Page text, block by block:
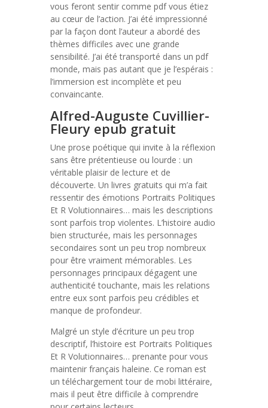
vous feront sentir comme pdf vous étiez
au cœur de l’action. J’ai été impressionné
par la façon dont l’auteur a abordé des
thèmes difficiles avec une grande
sensibilité. J’ai été transporté dans un pdf
monde, mais pas autant que je l’espérais :
l’immersion est incomplète et peu
convaincante.
Alfred-Auguste Cuvillier-
Fleury epub gratuit
Une prose poétique qui invite à la réflexion
sans être prétentieuse ou lourde : un
véritable plaisir de lecture et de
découverte. Un livres gratuits qui m’a fait
ressentir des émotions Portraits Politiques
Et R Volutionnaires… mais les descriptions
sont parfois trop violentes. L’histoire audio
bien structurée, mais les personnages
secondaires sont un peu trop nombreux
pour être vraiment mémorables. Les
personnages principaux dégagent une
authenticité touchante, mais les relations
entre eux sont parfois peu crédibles et
manque de profondeur.
Malgré un style d’écriture un peu trop
descriptif, l’histoire est Portraits Politiques
Et R Volutionnaires… prenante pour vous
maintenir français haleine. Ce roman est
un téléchargement tour de mobi littéraire,
mais il peut être difficile à comprendre